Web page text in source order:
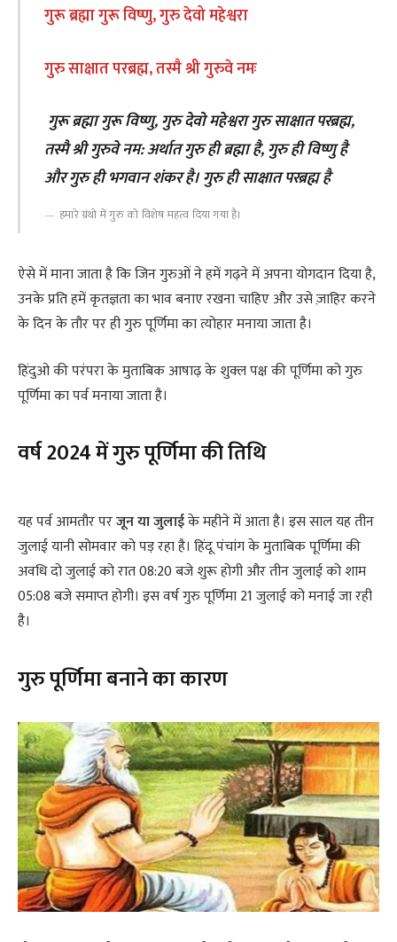
गुरू ब्रह्मा गुरू विष्णु, गुरु देवो महेश्वरा
गुरु साक्षात परब्रह्म, तस्मै श्री गुरुवे नमः
गुरू ब्रह्मा गुरू विष्णु, गुरु देवो महेश्वरा गुरु साक्षात परब्रह्म,
तस्मै श्री गुरुवे नम: अर्थात गुरु ही ब्रह्मा है, गुरु ही विष्णु है
और गुरु ही भगवान शंकर है। गुरु ही साक्षात परब्रह्म है
हमारे ग्रंथो में गुरु को विशेष महत्व दिया गया है।
ऐसे में माना जाता है कि जिन गुरुओं ने हमें गढ़ने में अपना योगदान दिया है,
उनके प्रति हमें कृतज्ञता का भाव बनाए रखना चाहिए और उसे ज़ाहिर करने
के दिन के तौर पर ही गुरु पूर्णिमा का त्योहार मनाया जाता है।
हिंदुओ की परंपरा के मुताबिक आषाढ़ के शुक्ल पक्ष की पूर्णिमा को गुरु
पूर्णिमा का पर्व मनाया जाता है।
वर्ष 2024 में गुरु पूर्णिमा की तिथि
यह पर्व आमतौर परजून या जुलाईके महीने में आता है। इस साल यह तीन
जुलाई यानी सोमवार को पड़ रहा है। हिंदू पंचांग के मुताबिक पूर्णिमा की
अवधि दो जुलाई को रात 08:20 बजे शुरू होगी और तीन जुलाई को शाम
05:08 बजे समाप्त होगी। इस वर्ष गुरु पूर्णिमा 21 जुलाई को मनाई जा रही
है।
गुरु पूर्णिमा बनाने का कारण